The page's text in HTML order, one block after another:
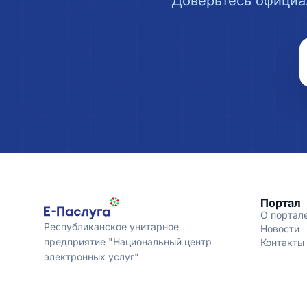
Республиканское унитарное
предприятие "Национальный центр
электронных услуг"
Портал
О
Новости
Контакты